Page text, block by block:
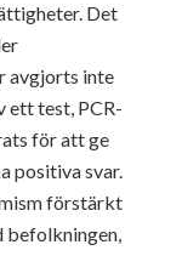
Det
avgjorts inte
ett test, PCR-
för att ge
positiva svar.
förstärkt
befolkningen,